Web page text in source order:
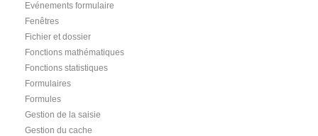
Evénements formulaire
Fenêtres
Fichier et dossier
Fonctions mathématiques
Fonctions statistiques
Formulaires
Formules
Gestion de la saisie
Gestion du cache